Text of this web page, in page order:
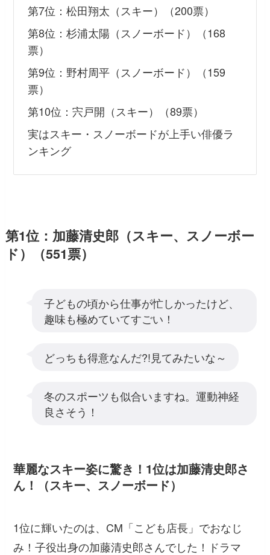
第7位：松田翔太（スキー）（200票）
第8位：杉浦太陽（スノーボード）（168
票）
第9位：野村周平（スノーボード）（159
票）
第10位：宍戸開（スキー）（89票）
実はスキー・スノーボードが上手い俳優ラ
ンキング
第1位：加藤清史郎（スキー、スノーボー
ド）（551票）
子どもの頃から仕事が忙しかったけど、
趣味も極めていてすごい！
どっちも得意なんだ?!見てみたいな～
冬のスポーツも似合いますね。運動神経
良さそう！
華麗なスキー姿に驚き！1位は加藤清史郎さ
ん！（スキー、スノーボード）
1位に輝いたのは、CM「こども店長」でおなじ
み！子役出身の加藤清史郎さんでした！ドラマ